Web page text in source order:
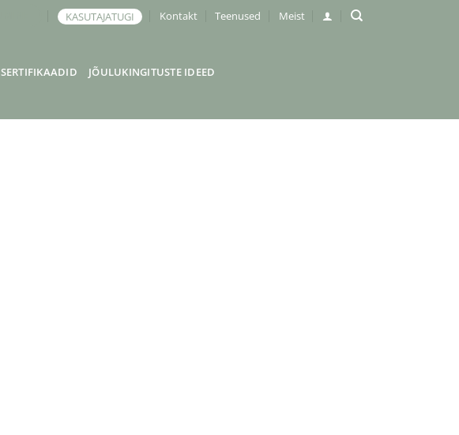
KASUTAJATUGI Kontakt Teenused Meist
SERTIFIKAADID JÕULUKINGITUSTE IDEED